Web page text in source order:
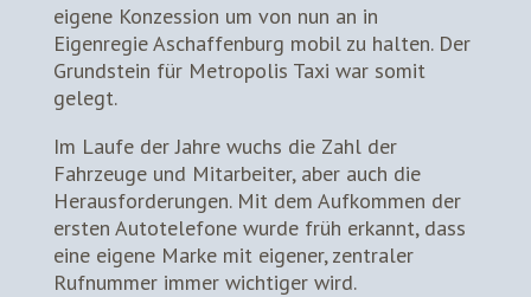
eigene Konzession um von nun an in
Eigenregie Aschaffenburg mobil zu halten. Der
Grundstein für Metropolis Taxi war somit
gelegt.
Im Laufe der Jahre wuchs die Zahl der
Fahrzeuge und Mitarbeiter, aber auch die
Herausforderungen. Mit dem Aufkommen der
ersten Autotelefone wurde früh erkannt, dass
eine eigene Marke mit eigener, zentraler
Rufnummer immer wichtiger wird.